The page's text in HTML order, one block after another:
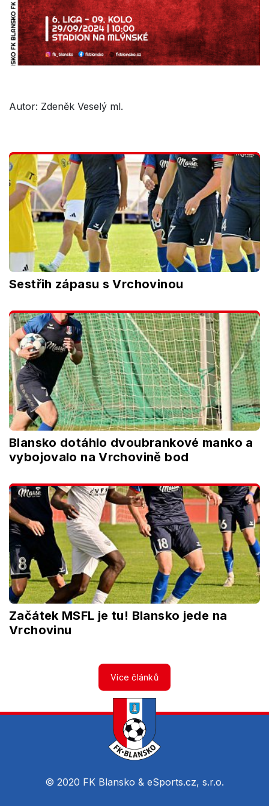
Autor: Zdeněk Veselý ml.
Sestřih zápasu s Vrchovinou
Blansko dotáhlo dvoubrankové manko a
vybojovalo na Vrchovině bod
Začátek MSFL je tu! Blansko jede na
Vrchovinu
Více článků
© 2020 FK Blansko & eSports.cz, s.r.o.